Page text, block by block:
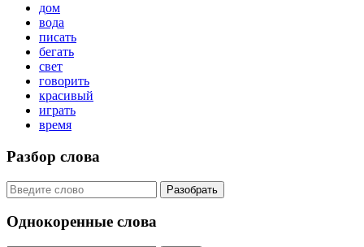
дом
вода
писать
бегать
свет
говорить
красивый
играть
время
Разбор слова
Разобрать
Однокоренные слова